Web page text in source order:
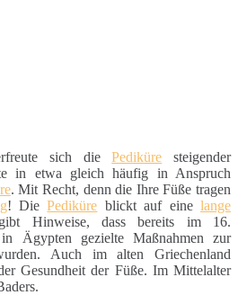
sich diePediküre steigender
in etwa gleich häufig in Anspruch
. Mit Recht, denn die Ihre Füße tragen
! DiePediküre blickt auf einelange
Hinweise, dass bereits im 16.
Ägypten gezielte Maßnahmen zur
Auch im alten Griechenland
Gesundheit der Füße. Im Mittelalter